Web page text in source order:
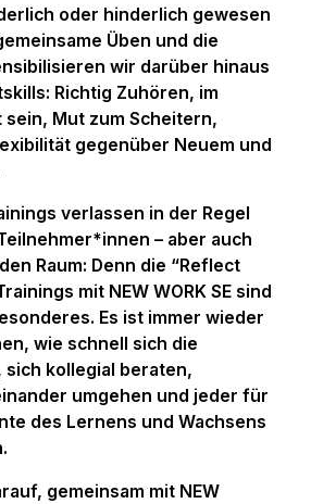
oder hinderlich gewesen
Üben und die
wir darüber hinaus
Richtig Zuhören, im
Mut zum Scheitern,
gegenüber Neuem und
verlassen in der Regel
– aber auch
Raum: Denn die “Reflect
mit NEW WORK SE sind
Es ist immer wieder
wie schnell sich die
kollegial beraten,
umgehen und jeder für
des Lernens und Wachsens
gemeinsam mit NEW